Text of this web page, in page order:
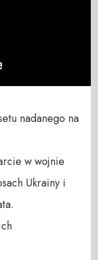
nadanego na
w wojnie
Ukrainy i